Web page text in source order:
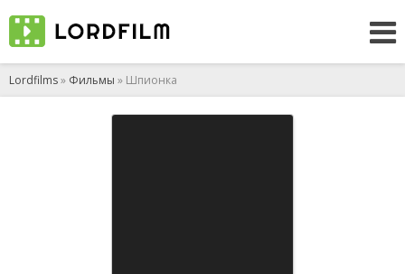
Lordfilms» Фильмы » Шпионка